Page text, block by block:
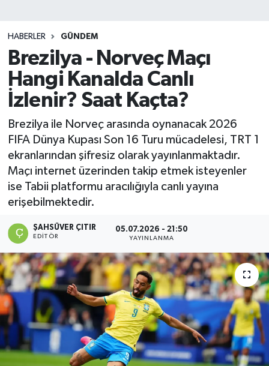
HABERLER GÜNDEM
Brezilya - Norveç Maçı
Hangi Kanalda Canlı
İzlenir? Saat Kaçta?
Brezilya ile Norveç arasında oynanacak 2026
FIFA Dünya Kupası Son 16 Turu mücadelesi, TRT 1
ekranlarından şifresiz olarak yayınlanmaktadır.
Maçı internet üzerinden takip etmek isteyenler
ise Tabii platformu aracılığıyla canlı yayına
erişebilmektedir.
ŞAHSÜVER ÇITIR
EDITÖR
05.07.2026 - 21:50
YAYINLANMA
DÜZCE
EREĞLİ
KARABÜK
KASTAMONU